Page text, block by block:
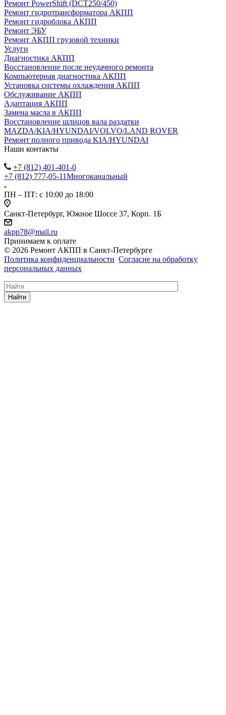
Ремонт PowerShift (DCT250/450)
Ремонт гидротрансформатора АКПП
Ремонт гидроблока АКПП
Ремонт ЭБУ
Ремонт АКПП грузовой техники
Услуги
Диагностика АКПП
Восстановление после неудачного ремонта
Компьютерная диагностика АКПП
Установка системы охлаждения АКПП
Обслуживание АКПП
Адаптация АКПП
Замена масла в АКПП
Восстановление шлицов вала раздатки
MAZDA/KIA/HYUNDAI/VOLVO/LAND ROVER
Ремонт полного привода KIA/HYUNDAI
Наши контакты
+7 (812) 401-401-0
+7 (812) 777-05-11Многоканальный
ПН – ПТ: с 10:00 до 18:00
Санкт-Петербург, Южное Шоссе 37, Корп. 1Б
akpp78@mail.ru
Принимаем к оплате
© 2026 Ремонт АКПП в Санкт-Петербурге
Политика конфиденциальности Согласие на обработку
персональных данных
Найти